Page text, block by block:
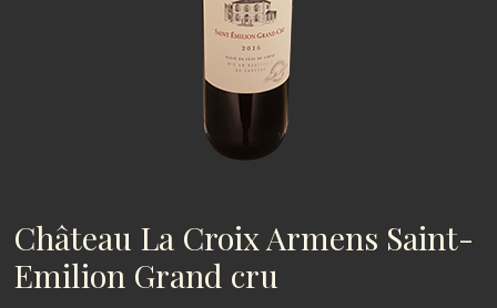
Château La Croix Armens Saint-
Emilion Grand cru